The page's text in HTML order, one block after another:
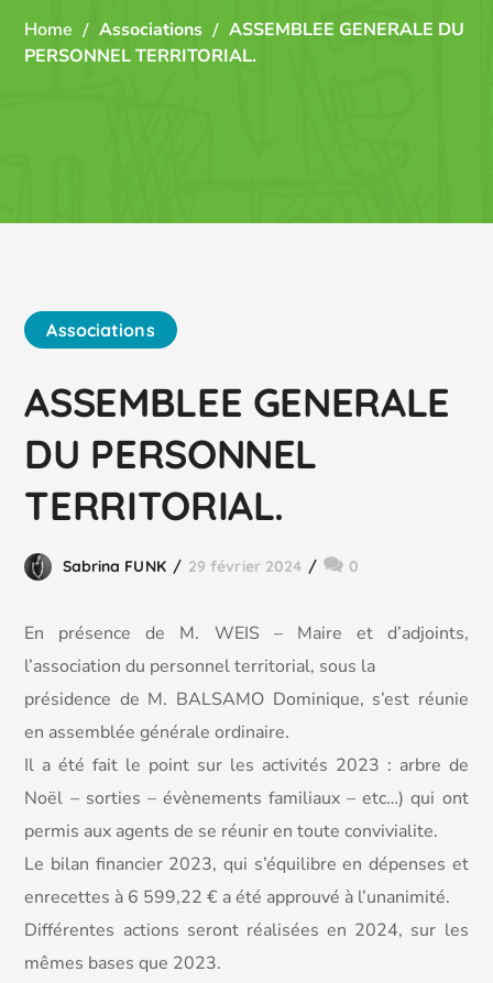
Home Associations
ASSEMBLEE GENERALE DU
PERSONNEL TERRITORIAL.
Associations
ASSEMBLEE GENERALE
DU PERSONNEL
TERRITORIAL.
Sabrina FUNK 29 février 2024 0
En présence de M. WEIS – Maire et d’adjoints,
l’association du personnel territorial, sous la
présidence de M. BALSAMO Dominique, s’est réunie
en assemblée générale ordinaire.
Il aété fait le point sur les activités 2023 : arbre de
Noël – sorties – évènements familiaux – etc…) qui ont
permis aux agents de se réunir en toute convivialite.
Le bilan financier 2023, qui s’équilibre en dépenses et
enrecettes à 6 599,22 € a été approuvé à l’unanimité.
Différentes actions seront réalisées en 2024, sur les
mêmes bases que 2023.